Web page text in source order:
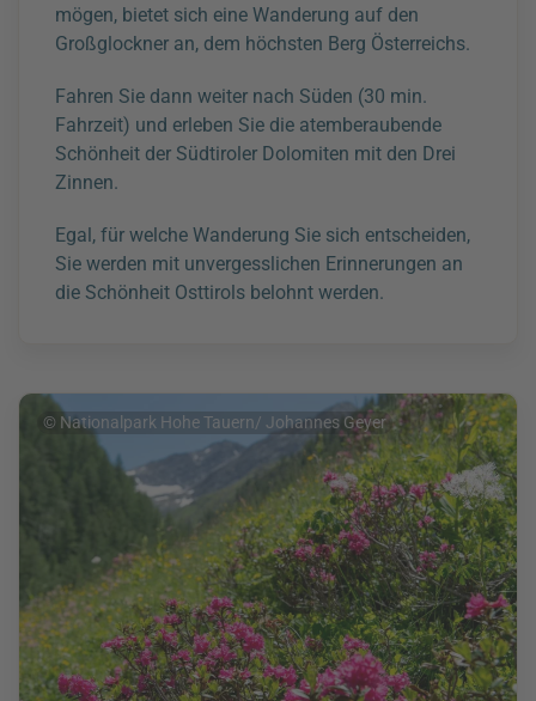
mögen, bietet sich eine Wanderung auf den
Großglockner an, dem höchsten Berg Österreichs.
Fahren Sie dann weiter nach Süden (30 min.
Fahrzeit) und erleben Sie die atemberaubende
Schönheit der Südtiroler Dolomiten mit den Drei
Zinnen.
Egal, für welche Wanderung Sie sich entscheiden,
Sie werden mit unvergesslichen Erinnerungen an
die Schönheit Osttirols belohnt werden.
© Nationalpark Hohe Tauern/ Johannes Geyer